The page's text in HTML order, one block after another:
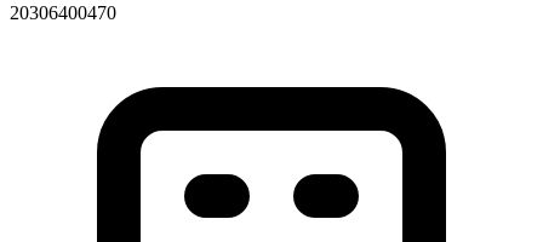
20306400470